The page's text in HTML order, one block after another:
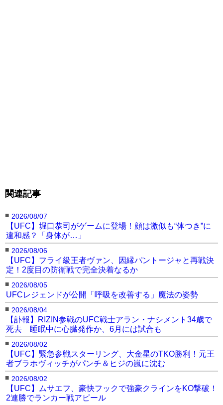
関連記事
■ 2026/08/07
【UFC】堀口恭司がゲームに登場！顔は激似も“体つき”に
違和感？「身体が…」
■ 2026/08/06
【UFC】フライ級王者ヴァン、因縁パントージャと再戦決
定！2度目の防衛戦で完全決着なるか
■ 2026/08/05
UFCレジェンドが公開「呼吸を改善する」魔法の姿勢
■ 2026/08/04
【訃報】RIZIN参戦のUFC戦士アラン・ナシメント34歳で
死去 睡眠中に心臓発作か、6月には試合も
■ 2026/08/02
【UFC】緊急参戦スターリング、大金星のTKO勝利！元王
者ブラホヴィッチがパンチ＆ヒジの嵐に沈む
■ 2026/08/02
【UFC】ムサエフ、豪快フックで強豪クラインをKO撃破！
2連勝でランカー戦アピール